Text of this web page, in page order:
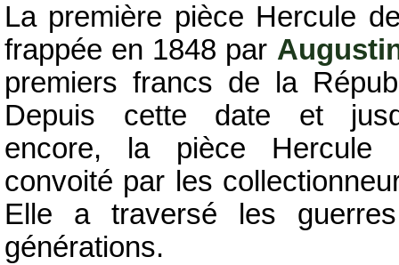
La première pièce Hercule
frappée en 1848 par
premiers francs de la
Depuis cette date et
encore, la pièce Hercule
convoité par les
Elle a traversé les
générations.